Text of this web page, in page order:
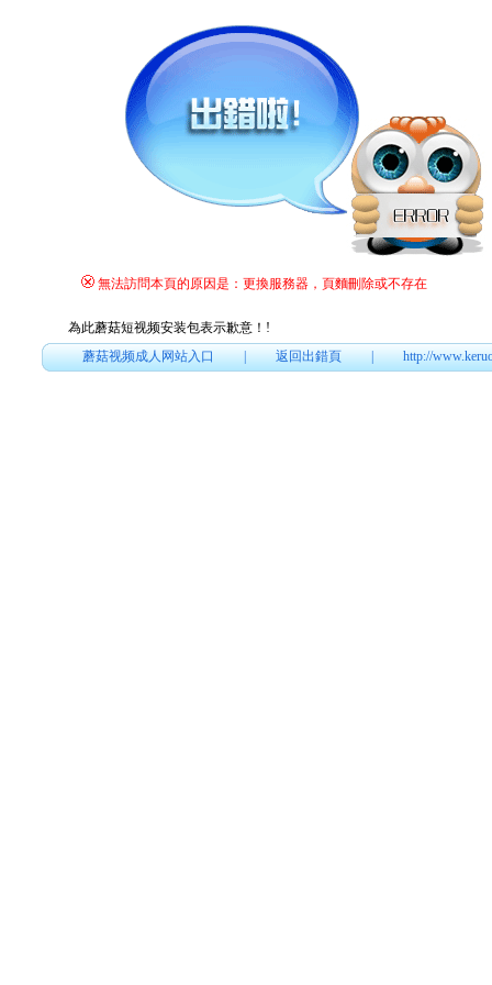
無法訪問本頁的原因是：更換服務器，頁麵刪除或不存在
為此蘑菇短视频安装包表示歉意！ !
蘑菇视频成人网站入口|返回出錯頁|http://